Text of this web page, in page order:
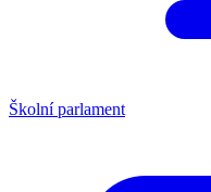
Školní parlament